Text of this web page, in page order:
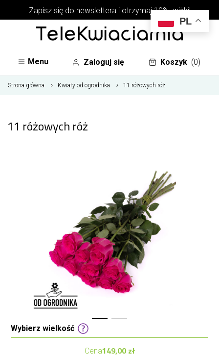
Zapisz się do newslettera i otrzymaj 10% zniżki!
Menu Zaloguj się Koszyk (0)
Strona główna Kwiaty od ogrodnika 11 różowych róż
11 różowych róż
Wybierz wielkość
Cena149,00 zł
PL